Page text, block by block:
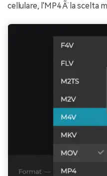
cellulare, l'MP4 Ã¨ la scelta